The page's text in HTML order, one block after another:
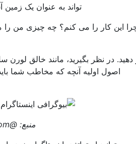
تواند به عنوان یک
این کار را می کنم؟ چه چیزی من
در نظر بگیرید، مانند خالق لورن
اصول اولیه آنچه که مخاطب شما
منبع: @laurengsundstrom